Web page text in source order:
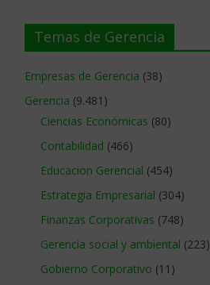
Temas de Gerencia
Empresas de Gerencia (38)
Gerencia (9.481)
Ciencias Económicas (80)
Contabilidad (466)
Educacion Gerencial (454)
Estrategia Empresarial (304)
Finanzas Corporativas (748)
Gerencia social y ambiental (223)
Gobierno Corporativo (11)